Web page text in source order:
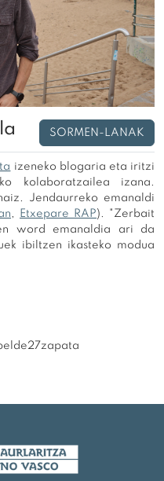
SORMEN-LANAK
izeneko blogaria eta iritzi
kolaboratzailea izana.
Jendaurreko emanaldi
Etxepare RAP). "Zerbait
word emanaldia ari da
ibiltzen ikasteko modua